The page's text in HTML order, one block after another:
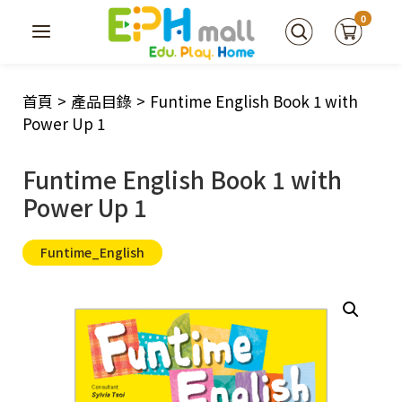
0
首頁 > 產品目錄 > Funtime English Book 1 with
Power Up 1
Funtime English Book 1 with
Power Up 1
Funtime_English